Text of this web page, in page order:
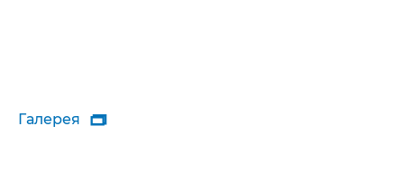
Галерея 